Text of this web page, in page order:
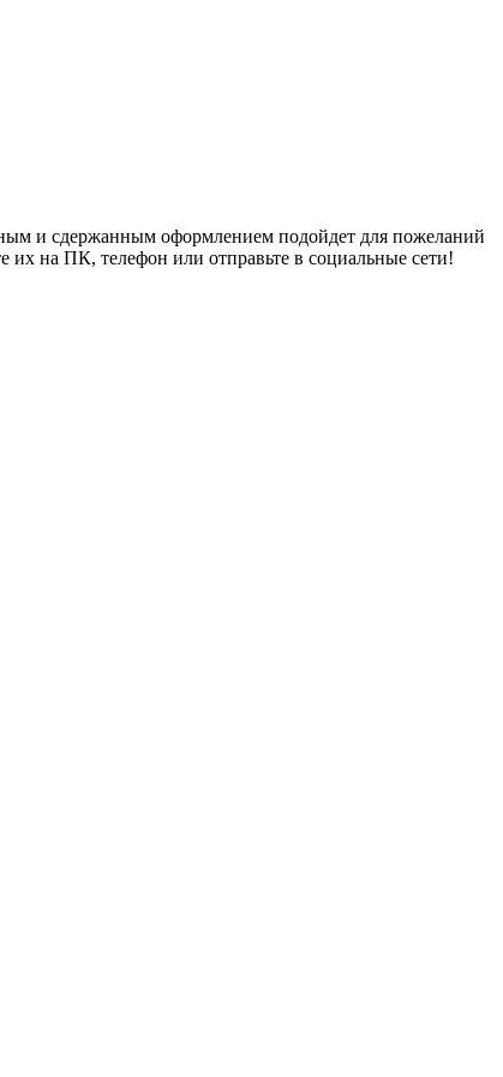
и сдержанным оформлением подойдет для пожеланий
на ПК, телефон или отправьте в социальные сети!